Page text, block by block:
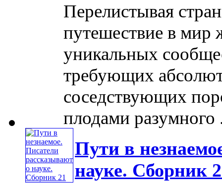
Перелистывая
путешествие в мир
уникальных
требующих
соседствующих
плодами разумного
Пути в
науке. Сборник